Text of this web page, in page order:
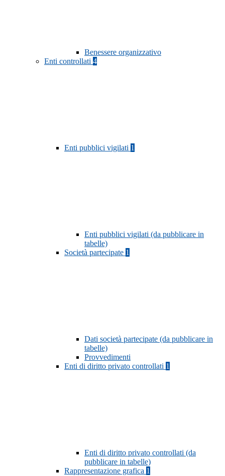
Benessere organizzativo
Enti controllati 4
Enti pubblici vigilati 1
Enti pubblici vigilati (da pubblicare in
tabelle)
Società partecipate 1
Dati società partecipate (da pubblicare in
tabelle)
Provvedimenti
Enti di diritto privato controllati 1
Enti di diritto privato controllati (da
pubblicare in tabelle)
Rappresentazione grafica 1